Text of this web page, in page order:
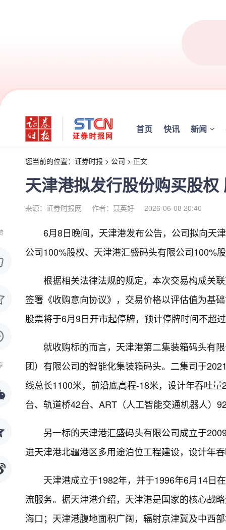
首页 快讯 新闻
您当前的位置： 证券时报 > 公司 > 正文
天津港拟发行股份购买股权
来源：证券时报网 作者：聂英好 2026-06-08 20:40
6月8日晚间，天津港发布公告，公司拟向天
公司100%股权、天津港汇盛码头有限公司100%
根据相关法律法规的规定，本次交易构成关
签署《收购意向协议》，交易价格以评估值为基
股票将于6月9日开市起停牌，预计停牌时间不超
就收购标的而言，天津港第二集装箱码头有
团）有限公司的智能化集装箱码头。二集司于
线总长1100米，前沿底高程-18米，设计年吞吐
台、轨道桥42台、ART（人工智能交通机器人）
另一标的天津港汇盛码头有限公司成立于
进天津港北疆港区多用途泊位工程建设，设计年
天津港成立于1982年，并于1996年6月14日
流服务。据天津港介绍，天津港是国家的核心战
海口；天津港腹地面积广阔，辐射京津冀及中西